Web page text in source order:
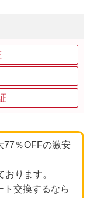
77％OFFの激安
ります。
ト交換するなら